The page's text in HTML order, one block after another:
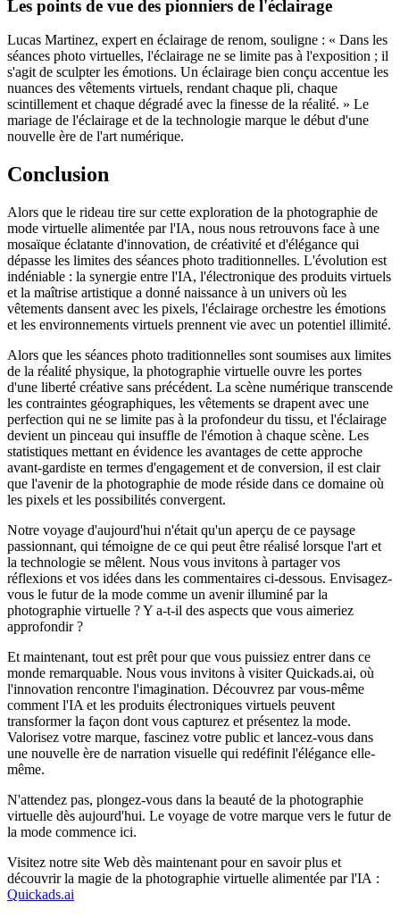
Les points de vue des pionniers de l'éclairage
Lucas Martinez, expert en éclairage de renom, souligne : « Dans les
séances photo virtuelles, l'éclairage ne se limite pas à l'exposition ; il
s'agit de sculpter les émotions. Un éclairage bien conçu accentue les
nuances des vêtements virtuels, rendant chaque pli, chaque
scintillement et chaque dégradé avec la finesse de la réalité. » Le
mariage de l'éclairage et de la technologie marque le début d'une
nouvelle ère de l'art numérique.
Conclusion
Alors que le rideau tire sur cette exploration de la photographie de
mode virtuelle alimentée par l'IA, nous nous retrouvons face à une
mosaïque éclatante d'innovation, de créativité et d'élégance qui
dépasse les limites des séances photo traditionnelles. L'évolution est
indéniable : la synergie entre l'IA, l'électronique des produits virtuels
et la maîtrise artistique a donné naissance à un univers où les
vêtements dansent avec les pixels, l'éclairage orchestre les émotions
et les environnements virtuels prennent vie avec un potentiel illimité.
Alors que les séances photo traditionnelles sont soumises aux limites
de la réalité physique, la photographie virtuelle ouvre les portes
d'une liberté créative sans précédent. La scène numérique transcende
les contraintes géographiques, les vêtements se drapent avec une
perfection qui ne se limite pas à la profondeur du tissu, et l'éclairage
devient un pinceau qui insuffle de l'émotion à chaque scène. Les
statistiques mettant en évidence les avantages de cette approche
avant-gardiste en termes d'engagement et de conversion, il est clair
que l'avenir de la photographie de mode réside dans ce domaine où
les pixels et les possibilités convergent.
Notre voyage d'aujourd'hui n'était qu'un aperçu de ce paysage
passionnant, qui témoigne de ce qui peut être réalisé lorsque l'art et
la technologie se mêlent. Nous vous invitons à partager vos
réflexions et vos idées dans les commentaires ci-dessous. Envisagez-
vous le futur de la mode comme un avenir illuminé par la
photographie virtuelle ? Y a-t-il des aspects que vous aimeriez
approfondir ?
Et maintenant, tout est prêt pour que vous puissiez entrer dans ce
monde remarquable. Nous vous invitons à visiter Quickads.ai, où
l'innovation rencontre l'imagination. Découvrez par vous-même
comment l'IA et les produits électroniques virtuels peuvent
transformer la façon dont vous capturez et présentez la mode.
Valorisez votre marque, fascinez votre public et lancez-vous dans
une nouvelle ère de narration visuelle qui redéfinit l'élégance elle-
même.
N'attendez pas, plongez-vous dans la beauté de la photographie
virtuelle dès aujourd'hui. Le voyage de votre marque vers le futur de
la mode commence ici.
Visitez notre site Web dès maintenant pour en savoir plus et
découvrir la magie de la photographie virtuelle alimentée par l'IA :
Quickads.ai